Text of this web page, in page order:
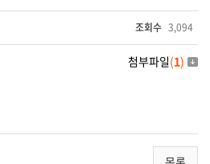
조회수 3,094
첨부파일(1)